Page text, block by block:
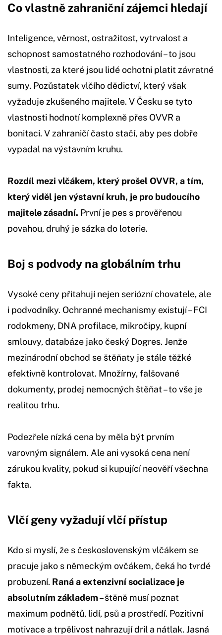
Co vlastně zahraniční zájemci hledají
Inteligence, věrnost, ostražitost, vytrvalost a
schopnost samostatného rozhodování – to jsou
vlastnosti, za které jsou lidé ochotni platit závratné
sumy. Pozůstatek vlčího dědictví, který však
vyžaduje zkušeného majitele. V Česku se tyto
vlastnosti hodnotí komplexně přes OVVR a
bonitaci. V zahraničí často stačí, aby pes dobře
vypadal na výstavním kruhu.
Rozdíl mezi vlčákem, který prošel OVVR, a tím,
který viděl jen výstavní kruh, je pro budoucího
majitele zásadní. První je pes s prověřenou
povahou, druhý je sázka do loterie.
Boj s podvody na globálním trhu
Vysoké ceny přitahují nejen seriózní chovatele, ale
i podvodníky. Ochranné mechanismy existují – FCI
rodokmeny, DNA profilace, mikročipy, kupní
smlouvy, databáze jako český Dogres. Jenže
mezinárodní obchod se štěňaty je stále těžké
efektivně kontrolovat. Množírny, falšované
dokumenty, prodej nemocných štěňat – to vše je
realitou trhu.
Podezřele nízká cena by měla být prvním
varovným signálem. Ale ani vysoká cena není
zárukou kvality, pokud si kupující neověří všechna
fakta.
Vlčí geny vyžadují vlčí přístup
Kdo si myslí, že s československým vlčákem se
pracuje jako s německým ovčákem, čeká ho tvrdé
probuzení. Raná a extenzivní socializace je
absolutním základem– štěně musí poznat
maximum podnětů, lidí, psů a prostředí. Pozitivní
motivace a trpělivost nahrazují dril a nátlak. Jasná